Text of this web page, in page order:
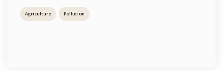
Agriculture Pollution